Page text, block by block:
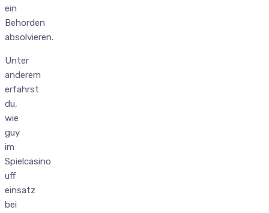
ein
Behorden
absolvieren.
Unter
anderem
erfahrst
du,
wie
guy
im
Spielcasino
uff
einsatz
bei